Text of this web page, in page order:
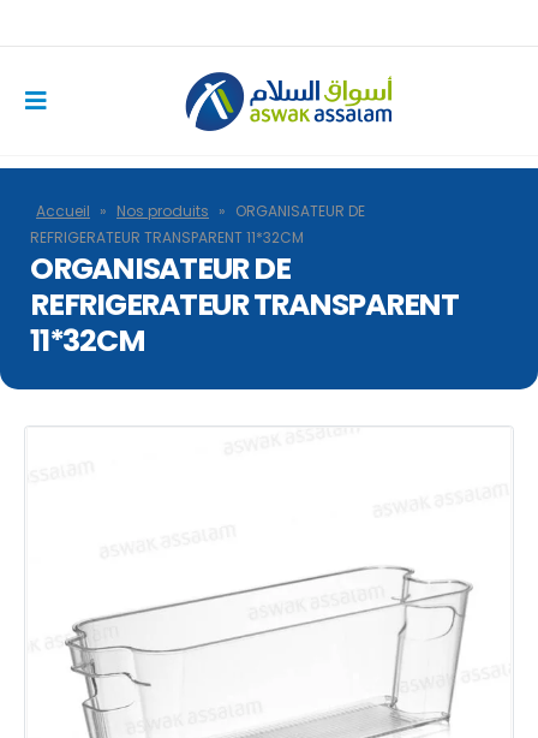
Accueil » Nos produits » ORGANISATEUR DE
REFRIGERATEUR TRANSPARENT 11*32CM
ORGANISATEUR DE
REFRIGERATEUR TRANSPARENT
11*32CM